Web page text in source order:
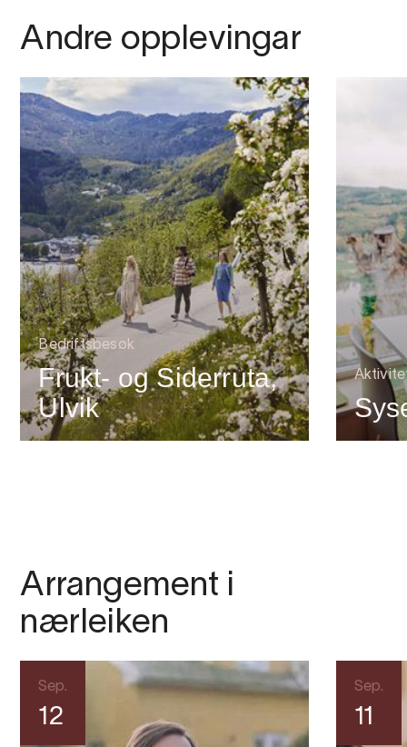
Andre opplevingar
Bedriftsbesøk
Frukt- og Siderruta,
Ulvik
Arrangement i
nærleiken
Sep.
12
Sep.
11